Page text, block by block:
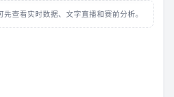
查看实时数据、文字直播和赛前分析。